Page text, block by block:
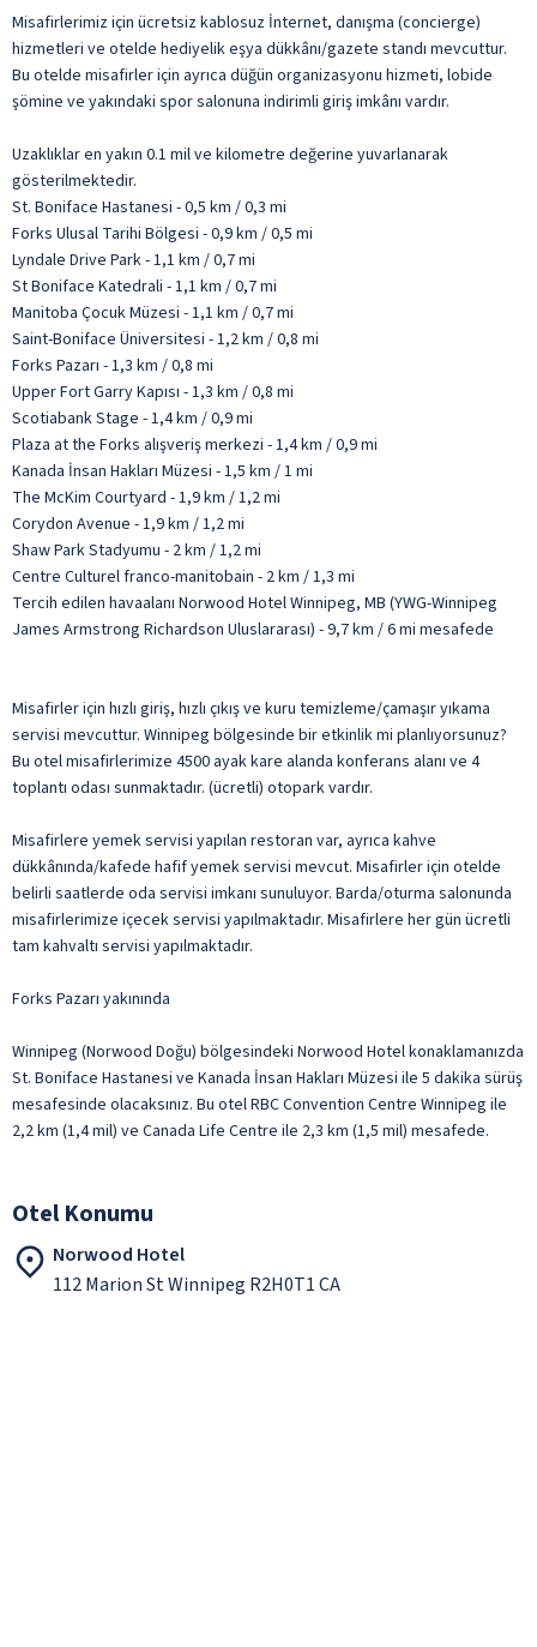
Misafirlerimiz için ücretsiz kablosuz İnternet, danışma (concierge)
hizmetleri ve otelde hediyelik eşya dükkânı/gazete standı mevcuttur.
Bu otelde misafirler için ayrıca düğün organizasyonu hizmeti, lobide
şömine ve yakındaki spor salonuna indirimli giriş imkânı vardır.
Uzaklıklar en yakın 0.1 mil ve kilometre değerine yuvarlanarak
gösterilmektedir.
St. Boniface Hastanesi - 0,5 km / 0,3 mi
Forks Ulusal Tarihi Bölgesi - 0,9 km / 0,5 mi
Lyndale Drive Park - 1,1 km / 0,7 mi
St Boniface Katedrali - 1,1 km / 0,7 mi
Manitoba Çocuk Müzesi - 1,1 km / 0,7 mi
Saint-Boniface Üniversitesi - 1,2 km / 0,8 mi
Forks Pazarı - 1,3 km / 0,8 mi
Upper Fort Garry Kapısı - 1,3 km / 0,8 mi
Scotiabank Stage - 1,4 km / 0,9 mi
Plaza at the Forks alışveriş merkezi - 1,4 km / 0,9 mi
Kanada İnsan Hakları Müzesi - 1,5 km / 1 mi
The McKim Courtyard - 1,9 km / 1,2 mi
Corydon Avenue - 1,9 km / 1,2 mi
Shaw Park Stadyumu - 2 km / 1,2 mi
Centre Culturel franco-manitobain - 2 km / 1,3 mi
Tercih edilen havaalanı Norwood Hotel Winnipeg, MB (YWG-Winnipeg
James Armstrong Richardson Uluslararası) - 9,7 km / 6 mi mesafede
Misafirler için hızlı giriş, hızlı çıkış ve kuru temizleme/çamaşır yıkama
servisi mevcuttur. Winnipeg bölgesinde bir etkinlik mi planlıyorsunuz?
Bu otel misafirlerimize 4500 ayak kare alanda konferans alanı ve 4
toplantı odası sunmaktadır. (ücretli) otopark vardır.
Misafirlere yemek servisi yapılan restoran var, ayrıca kahve
dükkânında/kafede hafif yemek servisi mevcut. Misafirler için otelde
belirli saatlerde oda servisi imkanı sunuluyor. Barda/oturma salonunda
misafirlerimize içecek servisi yapılmaktadır. Misafirlere her gün ücretli
tam kahvaltı servisi yapılmaktadır.
Forks Pazarı yakınında
Winnipeg (Norwood Doğu) bölgesindeki Norwood Hotel konaklamanızda
St. Boniface Hastanesi ve Kanada İnsan Hakları Müzesi ile 5 dakika sürüş
mesafesinde olacaksınız. Bu otel RBC Convention Centre Winnipeg ile
2,2 km (1,4 mil) ve Canada Life Centre ile 2,3 km (1,5 mil) mesafede.
Otel Konumu
Norwood Hotel
112 Marion St Winnipeg R2H0T1 CA